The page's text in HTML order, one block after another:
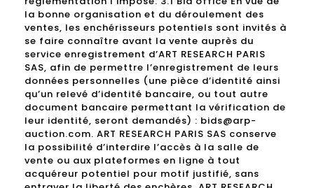
la bonne organisation et du déroulement des
ventes, les enchérisseurs potentiels sont invités à
se faire connaître avant la vente auprès du
service enregistrement d’ART RESEARCH PARIS
SAS, afin de permettre l’enregistrement de leurs
données personnelles (une pièce d’identité ainsi
qu’un relevé d’identité bancaire, ou tout autre
document bancaire permettant la vérification de
leur identité, seront demandés) : bids@arp-
auction.com. ART RESEARCH PARIS SAS conserve
la possibilité d’interdire l’accès à la salle de
vente ou aux plateformes en ligne à tout
acquéreur potentiel pour motif justifié, sans